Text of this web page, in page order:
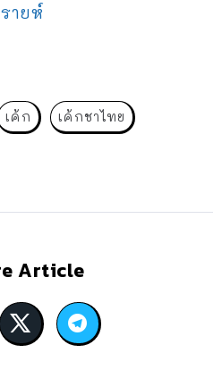
ายห์
เค้ก เค้กชาไทย
Article